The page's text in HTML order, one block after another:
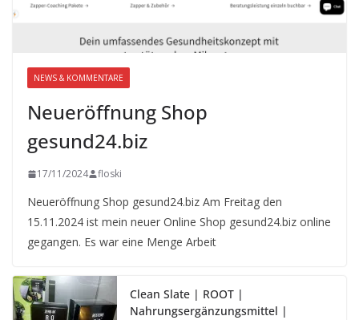
NEWS & KOMMENTARE
Neueröffnung Shop
gesund24.biz
17/11/2024 floski
Neueröffnung Shop gesund24.biz Am Freitag den
15.11.2024 ist mein neuer Online Shop gesund24.biz online
gegangen. Es war eine Menge Arbeit
Clean Slate | ROOT |
Nahrungsergänzungsmittel |